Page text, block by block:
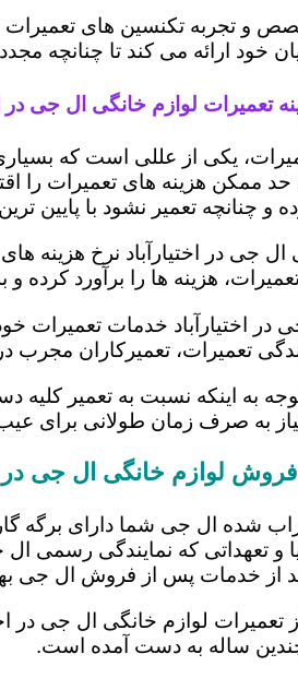
و تجربه تکنسین های
خود ارائه می کند تا چنانچه
تعمیرات لوازم خانگی ال جی در
یکی از عللی است که
حد ممکن هزینه های تعمیرات را
و چنانچه تعمیر نشود با پایین
جی در اختیارآباد نرخ هزینه
تعمیرات، هزینه ها را برآورد
در اختیارآباد خدمات تعمیرات
تعمیرات، تعمیرکاران
به اینکه نسبت به تعمیر
به صرف زمان طولانی برای
لوازم خانگی ال جی در
شده ال جی شما دارای برگه
و تعهداتی که نمایندگی رسمی ال
از خدمات پس از فروش ال جی
تعمیرات لوازم خانگی ال جی در
چندین ساله به دست آمده است.